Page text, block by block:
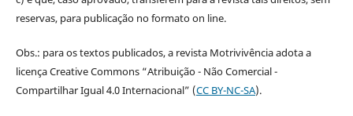
reservas, para publicação no formato on line.
Obs.: para os textos publicados, a revista Motrivivência adota a
licença Creative Commons “Atribuição - Não Comercial -
Compartilhar Igual 4.0 Internacional” (CC BY-NC-SA).